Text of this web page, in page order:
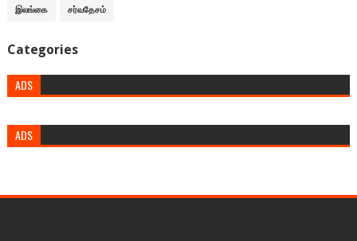
இலங்கை சர்வதேசம்
Categories
ADS
ADS